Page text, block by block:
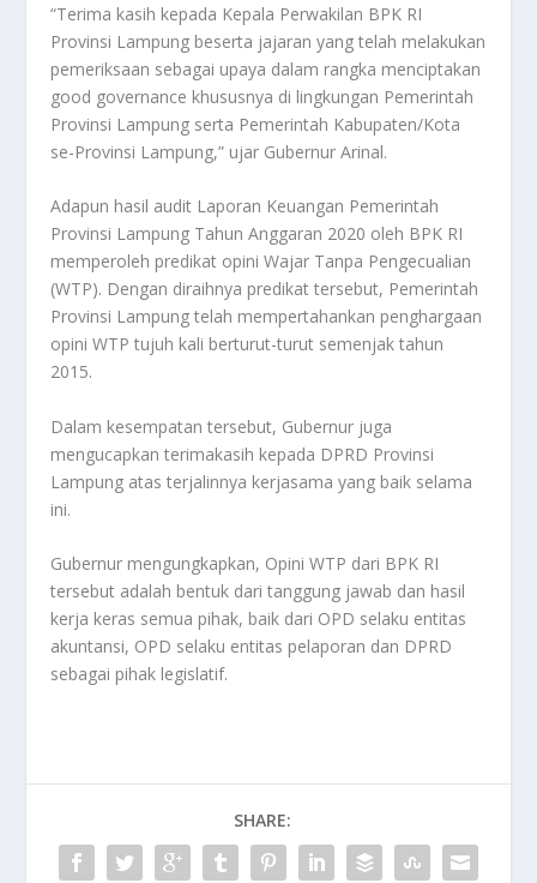
“Terima kasih kepada Kepala Perwakilan BPK RI
Provinsi Lampung beserta jajaran yang telah melakukan
pemeriksaan sebagai upaya dalam rangka menciptakan
good governance khususnya di lingkungan Pemerintah
Provinsi Lampung serta Pemerintah Kabupaten/Kota
se-Provinsi Lampung,” ujar Gubernur Arinal.
Adapun hasil audit Laporan Keuangan Pemerintah
Provinsi Lampung Tahun Anggaran 2020 oleh BPK RI
memperoleh predikat opini Wajar Tanpa Pengecualian
(WTP). Dengan diraihnya predikat tersebut, Pemerintah
Provinsi Lampung telah mempertahankan penghargaan
opini WTP tujuh kali berturut-turut semenjak tahun
2015.
Dalam kesempatan tersebut, Gubernur juga
mengucapkan terimakasih kepada DPRD Provinsi
Lampung atas terjalinnya kerjasama yang baik selama
ini.
Gubernur mengungkapkan, Opini WTP dari BPK RI
tersebut adalah bentuk dari tanggung jawab dan hasil
kerja keras semua pihak, baik dari OPD selaku entitas
akuntansi, OPD selaku entitas pelaporan dan DPRD
sebagai pihak legislatif.
SHARE: